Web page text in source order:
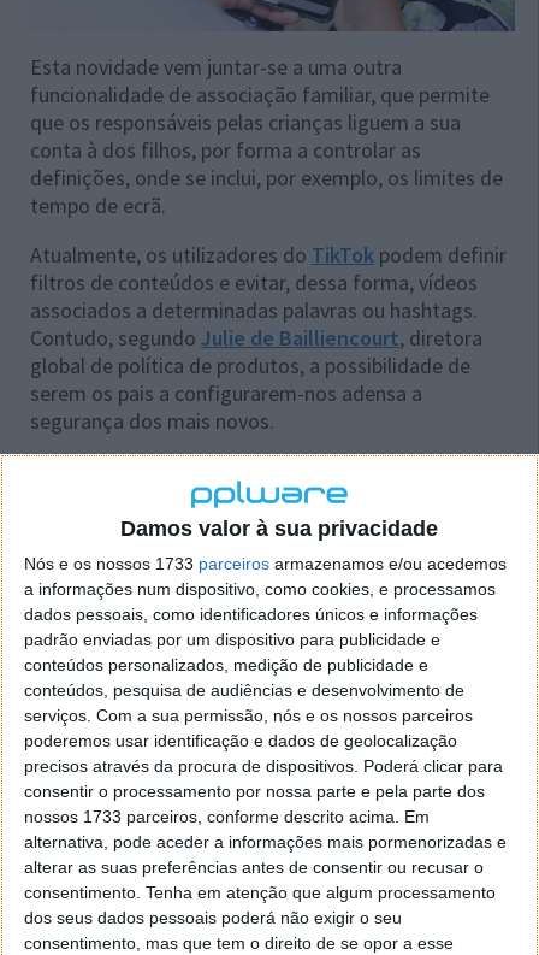
Damos valor à sua privacidade
Nós e os nossos 1733 parceiros armazenamos e/ou acedemos
a informações num dispositivo, como cookies, e processamos
dados pessoais, como identificadores únicos e informações
padrão enviadas por um dispositivo para publicidade e
conteúdos personalizados, medição de publicidade e
conteúdos, pesquisa de audiências e desenvolvimento de
serviços. Com a sua permissão, nós e os nossos parceiros
poderemos usar identificação e dados de geolocalização
precisos através da procura de dispositivos. Poderá clicar para
consentir o processamento por nossa parte e pela parte dos
nossos 1733 parceiros, conforme descrito acima. Em
alternativa, pode aceder a informações mais pormenorizadas e
alterar as suas preferências antes de consentir ou recusar o
consentimento. Tenha em atenção que algum processamento
dos seus dados pessoais poderá não exigir o seu
consentimento, mas que tem o direito de se opor a esse
Esta novidade vem juntar-se a uma outra
funcionalidade de associação familiar, que permite
que os responsáveis pelas crianças liguem a sua
conta à dos filhos, por forma a controlar as
definições, onde se inclui, por exemplo, os limites de
tempo de ecrã.
Atualmente, os utilizadores do TikTok podem definir
filtros de conteúdos e evitar, dessa forma, vídeos
associados a determinadas palavras ou hashtags.
Contudo, segundo Julie de Bailliencourt, diretora
global de política de produtos, a possibilidade de
serem os pais a configurarem-nos adensa a
segurança dos mais novos.
equilíbrio certo entre pragmatismo e
transparência para permitir que as famílias
escolhessem a melhor experiência para a sua
própria família, porque cada família é
diferente.
Quisemos também garantir o respeito pelo
direito dos jovens a participar. Por isso, por
defeito, os adolescentes podem ver as
palavras-chave que os seus pais ou tutores
adicionaram.
Explicou Julie de Bailliencourt.